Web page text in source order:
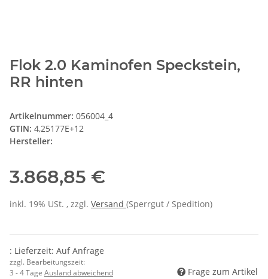
Flok 2.0 Kaminofen Speckstein,
RR hinten
Artikelnummer: 056004_4
GTIN: 4,25177E+12
Hersteller:
3.868,85 €
inkl. 19% USt. , zzgl. Versand (Sperrgut / Spedition)
: Lieferzeit: Auf Anfrage
zzgl. Bearbeitungszeit:
3 - 4 Tage Ausland abweichend Frage zum Artikel